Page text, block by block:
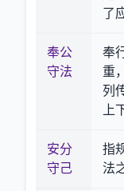
了
奉公
守法
奉
重
列
上
安分
守己
指
法